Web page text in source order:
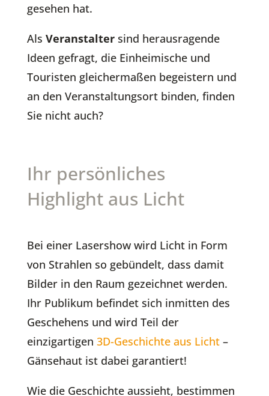
gesehen hat.
Als Veranstaltersind herausragende
Ideen gefragt, die Einheimische und
Touristen gleichermaßen begeistern und
an den Veranstaltungsort binden, finden
Sie nicht auch?
Ihr persönliches
Highlight aus Licht
Bei einer Lasershow wird Licht in Form
von Strahlen so gebündelt, dass damit
Bilder in den Raum gezeichnet werden.
Ihr Publikum befindet sich inmitten des
Geschehens und wird Teil der
einzigartigen 3D-Geschichte aus Licht–
Gänsehaut ist dabei garantiert!
Wie die Geschichte aussieht, bestimmen